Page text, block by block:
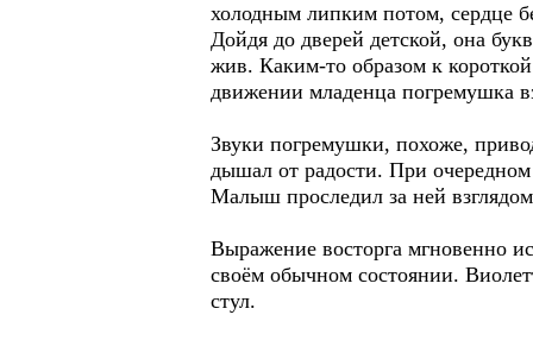
холодным липким потом, сердце
Дойдя до дверей детской, она
жив. Каким-то образом к
движении младенца погремушка
Звуки погремушки, похоже,
дышал от радости. При очередном
Малыш проследил за ней
Выражение восторга мгновенно
своём обычном состоянии.
стул.